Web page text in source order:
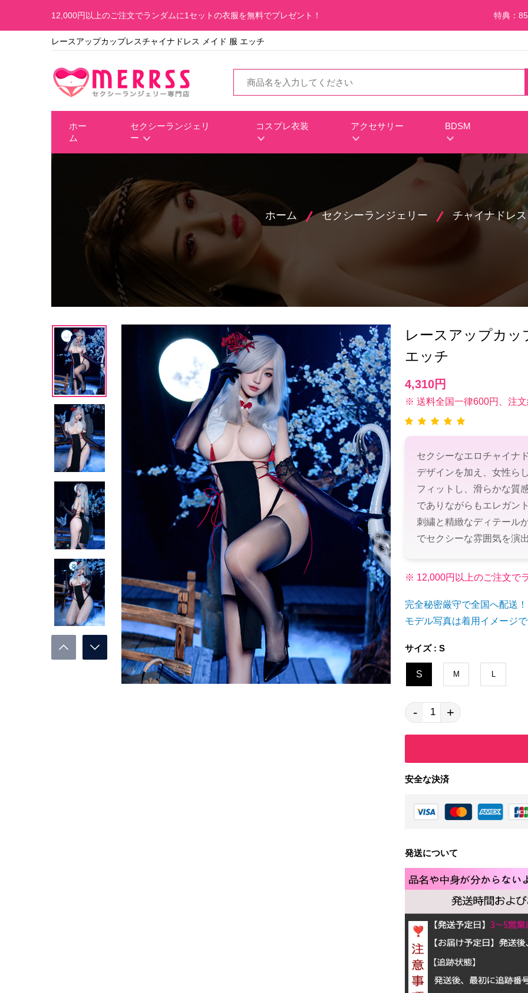
12,000円以上のご注文でランダムに1セットの衣服を無料でプレゼント！ 特典：
レースアップカップレスチャイナドレス メイド 服 エッチ
ホー
ム
セクシーランジェリ
ー
コスプレ衣装 アクセサリー BDSM
ホーム セクシーランジェリー チャイナドレス
レースアップカ
エッチ
4,310円
※ 送料全国一律600円、注
セクシーなエロチャイナ
デザインを加え、女性ら
フィットし、滑らかな質
でありながらもエレガン
刺繍と精緻なディテール
でセクシーな雰囲気を演
※ 12,000円以上のご注文で
完全秘密厳守で全国へ配送！
モデル写真は着用イメージで
サイズ : S
S M L
- +
安全な決済
発送について